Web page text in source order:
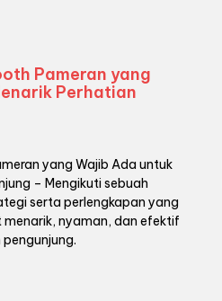
Pameran yang
Perhatian
yang Wajib Ada untuk
– Mengikuti sebuah
serta perlengkapan yang
nyaman, dan efektif